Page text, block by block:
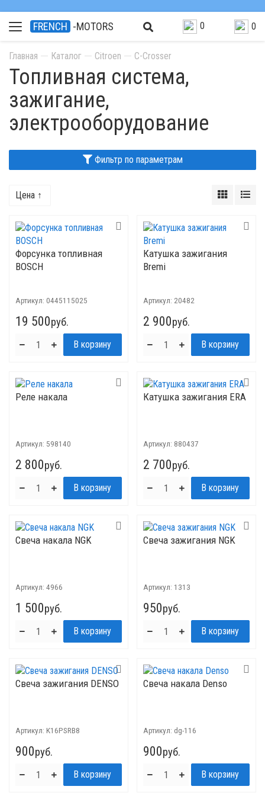
FRENCH -MOTORS 0 0
Главная Каталог Citroen С-Сrosser
Топливная система,
зажигание,
электрооборудование
Фильтр по параметрам
Цена ↑
Форсунка топливная
BOSCH
Артикул: 0445115025
19 500руб.
Катушка зажигания
Bremi
Артикул: 20482
2 900руб.
Реле накала
Артикул: 598140
2 800руб.
Катушка зажигания ERA
Артикул: 880437
2 700руб.
Свеча накала NGK
Артикул: 4966
1 500руб.
Свеча зажигания NGK
Артикул: 1313
950руб.
Свеча зажигания DENSO
Артикул: K16PSRB8
900руб.
Свеча накала Denso
Артикул: dg-116
900руб.